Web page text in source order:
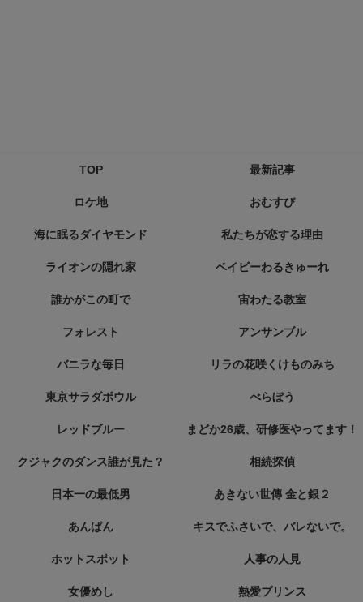
TOP 最新記事
ロケ地 おむすび
海に眠るダイヤモンド 私たちが恋する理由
ライオンの隠れ家 ベイビーわるきゅーれ
誰かがこの町で 宙わたる教室
フォレスト アンサンブル
バニラな毎日 リラの花咲くけものみち
東京サラダボウル べらぼう
レッドブルー まどか26歳、研修医やってます！
クジャクのダンス誰が見た？ 相続探偵
日本一の最低男 あきない世傳 金と銀２
あんぱん キスでふさいで、バレないで。
ホットスポット 人事の人見
女優めし 熱愛プリンス